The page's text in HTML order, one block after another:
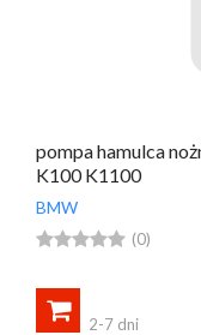
pompa hamulca
K100 K1100
BMW
 (0)

2-7 dni